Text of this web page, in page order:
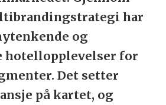
har
og
hotellopplevelser for
Det setter
på kartet, og